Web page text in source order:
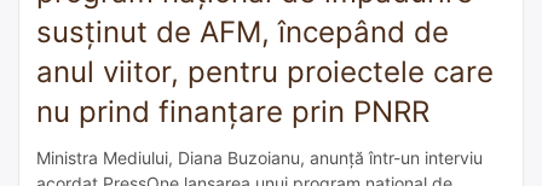
susținut de AFM, începând de
anul viitor, pentru proiectele care
nu prind finanțare prin PNRR
Ministra Mediului, Diana Buzoianu, anunță într-un interviu